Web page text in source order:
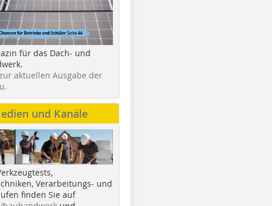
für das Dach- und
aktuellen Ausgabe der
und Kanäle
Verarbeitungs- und
finden Sie auf